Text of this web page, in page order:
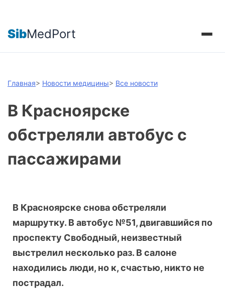
SibMedPort
Главная> Новости медицины> Все новости
В Красноярске
обстреляли автобус с
пассажирами
В Красноярске снова обстреляли
маршрутку. В автобус №51, двигавшийся по
проспекту Свободный, неизвестный
выстрелил несколько раз. В салоне
находились люди, но к, счастью, никто не
пострадал.